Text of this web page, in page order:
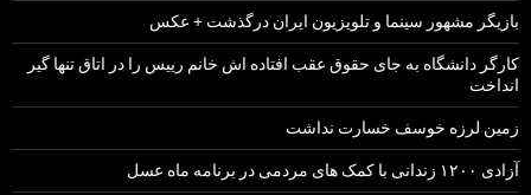
بازیگر مشهور سینما و تلویزیون ایران درگذشت + عکس
کارگر دانشگاه به جای حقوق عقب افتاده اش خانم رییس را در اتاق تنها گیر
انداخت
زمین لرزه خوسف خسارت نداشت
آزادی ۱۲۰۰ زندانی با کمک های مردمی در برنامه ماه عسل